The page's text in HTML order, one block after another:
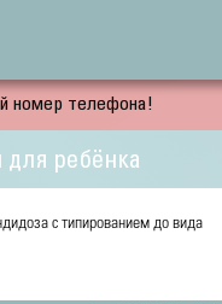
номер телефона!
для ребёнка
с типированием до вида